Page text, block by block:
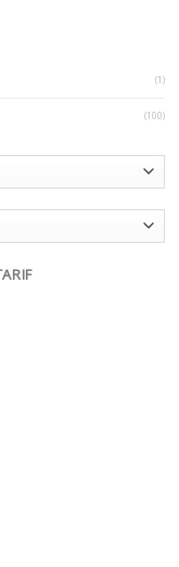
(1)
(100)